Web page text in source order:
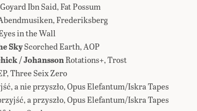
Goyard Ibn Said, Fat Possum
Frederiksberg
in the Wall
SkyScorched Earth, AOP
/ JohanssonRotations+, Trost
Three Seix Zero
a nie przyszło, Opus Elefantum/Iskra Tapes
a przyszło, Opus Elefantum/Iskra Tapes